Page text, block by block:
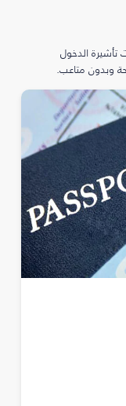
تأشيرة الدخول
وبدون متاعب.